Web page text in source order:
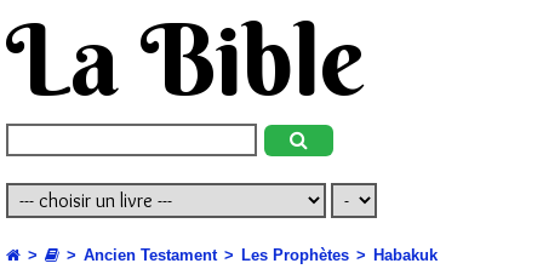
La Bible
Ancien Testament Les Prophètes Habakuk